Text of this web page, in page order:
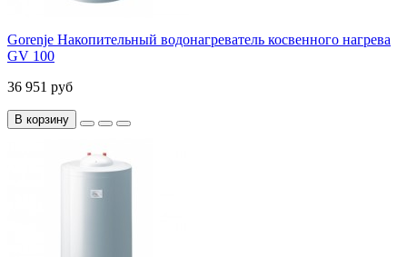
Gorenje Накопительный водонагреватель косвенного нагрева
GV 100
36 951 руб
В корзину